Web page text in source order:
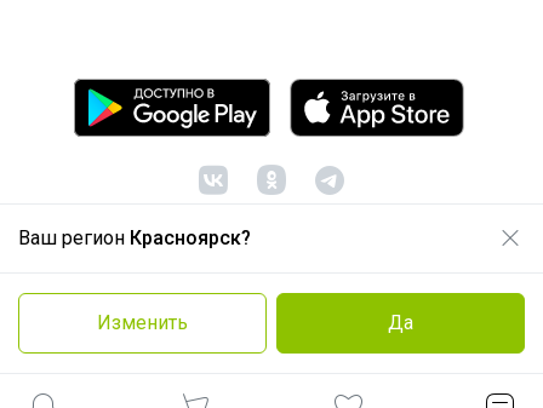
Ваш регион Красноярск?
Изменить Да
© ООО "Лявита", ОГРН 1122468054070, 2012 -2026
Политика конфиденциальности
Cоглашение пользователя